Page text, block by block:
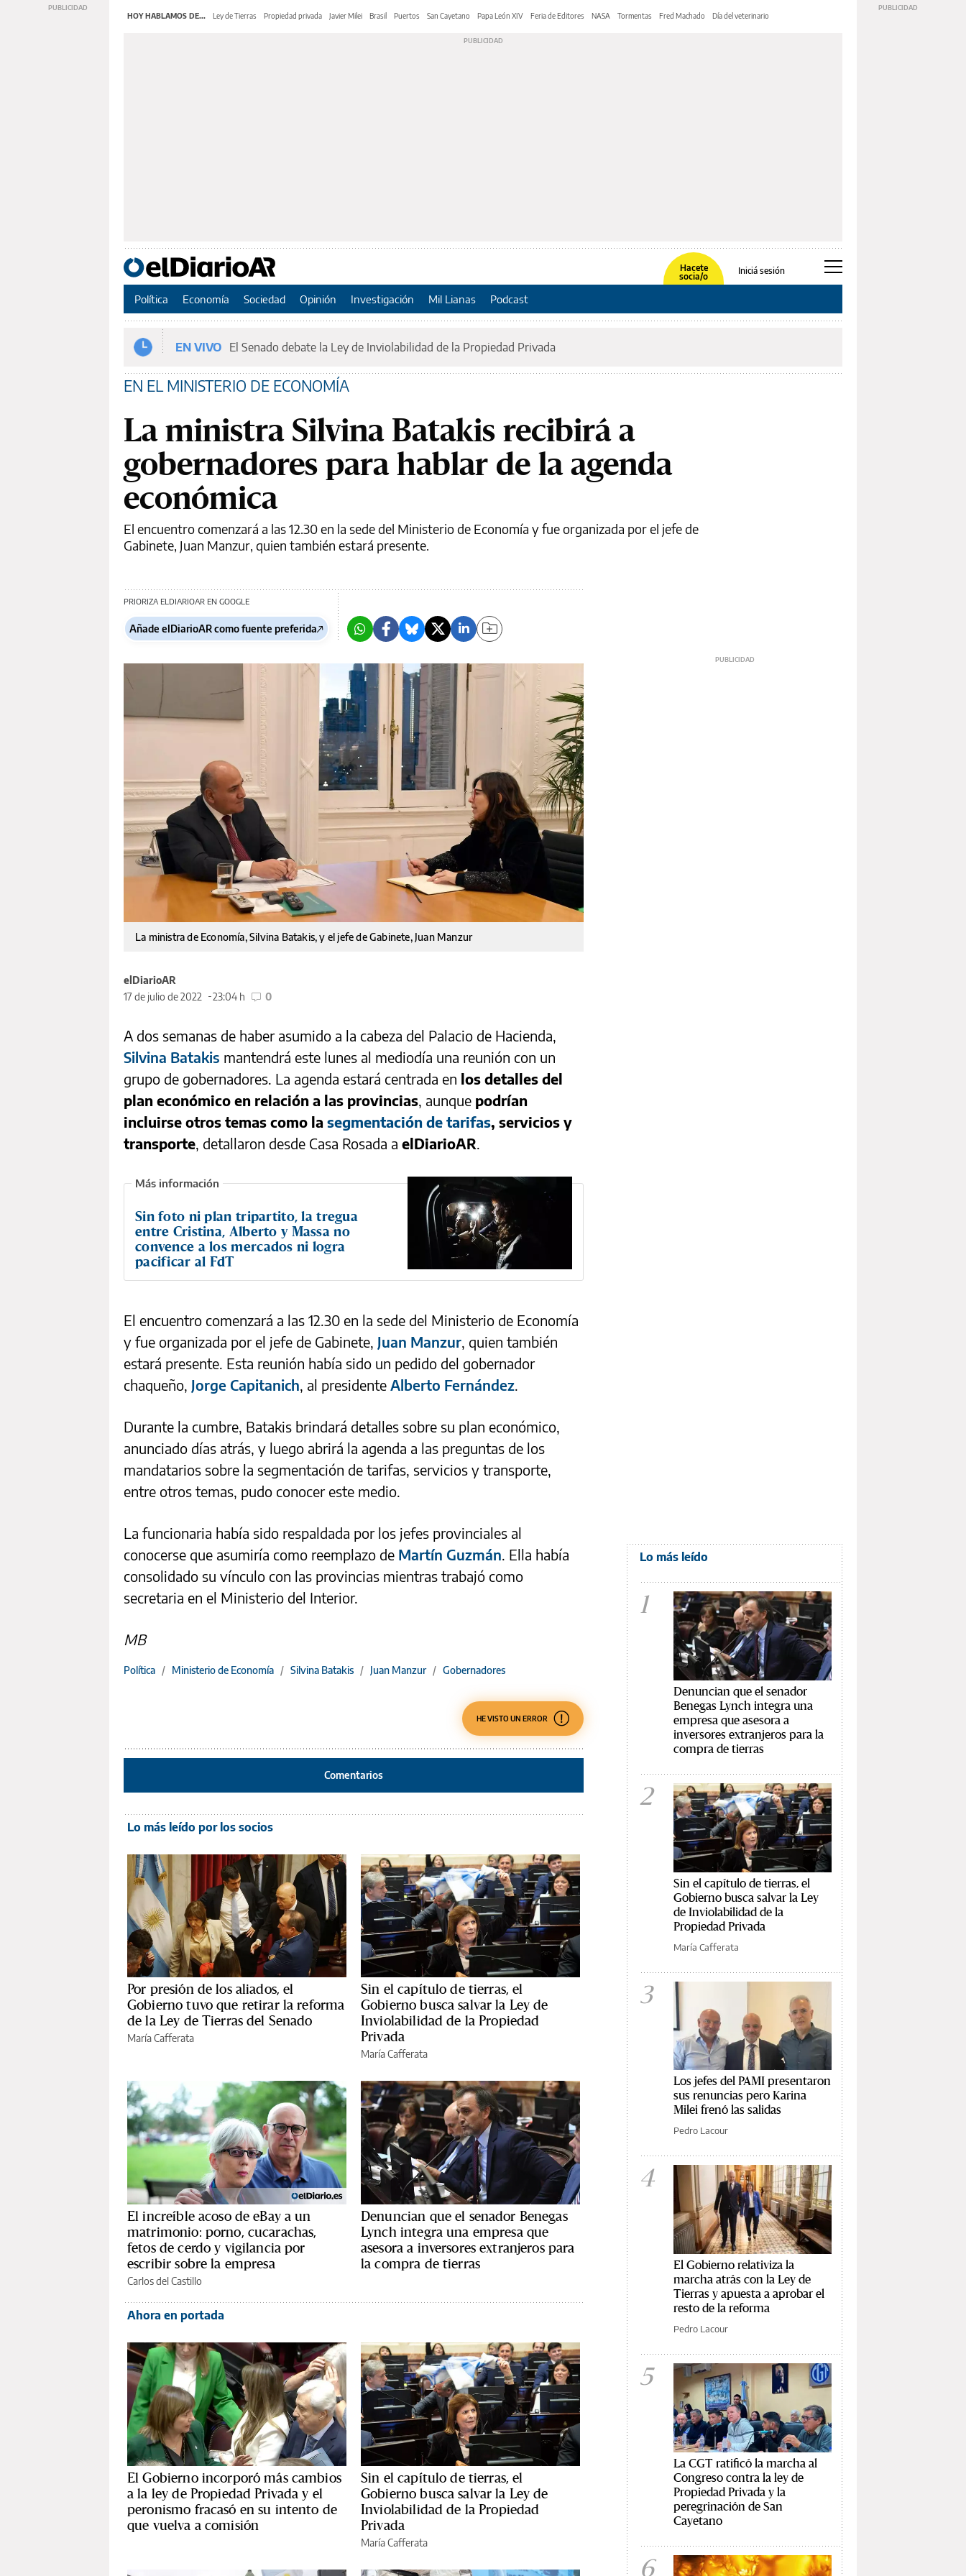
HOY HABLAMOS DE... Ley de Tierras Propiedad privada Javier Milei Brasil Puertos San Cayetano Papa León XIV Feria de Editores NASA Tormentas Fred Machado Día del veterinario
Hacete
socia/o
Iniciá sesión
Política Economía Sociedad Opinión Investigación Mil Lianas Podcast
EN VIVO El Senado debate la Ley de Inviolabilidad de la Propiedad Privada
EN EL MINISTERIO DE ECONOMÍA
La ministra Silvina Batakis recibirá a
gobernadores para hablar de la agenda
económica
El encuentro comenzará a las 12.30 en la sede del Ministerio de Economía y fue organizada por el jefe de
Gabinete, Juan Manzur, quien también estará presente.
PRIORIZA ELDIARIOAR EN GOOGLE
Añade elDiarioAR como fuente preferida
La ministra de Economía, Silvina Batakis, y el jefe de Gabinete, Juan Manzur
elDiarioAR
17 de julio de 2022
23:04 h 0
A dos semanas de haber asumido a la cabeza del Palacio de Hacienda,
Silvina Batakis mantendrá este lunes al mediodía una reunión con un
grupo de gobernadores. La agenda estará centrada en los detalles del
plan económico en relación a las provincias, aunque podrían
incluirse otros temas como la segmentación de tarifas, servicios y
transporte, detallaron desde Casa Rosada a elDiarioAR.
Sin foto ni plan tripartito, la tregua
entre Cristina, Alberto y Massa no
convence a los mercados ni logra
pacificar al FdT
El encuentro comenzará a las 12.30 en la sede del Ministerio de Economía
y fue organizada por el jefe de Gabinete, Juan Manzur, quien también
estará presente. Esta reunión había sido un pedido del gobernador
chaqueño, Jorge Capitanich, al presidente Alberto Fernández.
Durante la cumbre, Batakis brindará detalles sobre su plan económico,
anunciado días atrás, y luego abrirá la agenda a las preguntas de los
mandatarios sobre la segmentación de tarifas, servicios y transporte,
entre otros temas, pudo conocer este medio.
La funcionaria había sido respaldada por los jefes provinciales al
conocerse que asumiría como reemplazo de Martín Guzmán. Ella había
consolidado su vínculo con las provincias mientras trabajó como
secretaria en el Ministerio del Interior.
MB
Política / Ministerio de Economía / Silvina Batakis / Juan Manzur / Gobernadores
HE VISTO UN ERROR
Comentarios
Lo más leído por los socios
Por presión de los aliados, el
Gobierno tuvo que retirar la reforma
de la Ley de Tierras del Senado
María Cafferata
Sin el capítulo de tierras, el
Gobierno busca salvar la Ley de
Inviolabilidad de la Propiedad
Privada
María Cafferata
El increíble acoso de eBay a un
matrimonio: porno, cucarachas,
fetos de cerdo y vigilancia por
escribir sobre la empresa
Carlos del Castillo
Denuncian que el senador Benegas
Lynch integra una empresa que
asesora a inversores extranjeros para
la compra de tierras
Ahora en portada
El Gobierno incorporó más cambios
a la ley de Propiedad Privada y el
peronismo fracasó en su intento de
que vuelva a comisión
Sin el capítulo de tierras, el
Gobierno busca salvar la Ley de
Inviolabilidad de la Propiedad
Privada
María Cafferata
Lo más leído
1
Denuncian que el senador
Benegas Lynch integra una
empresa que asesora a
inversores extranjeros para la
compra de tierras
2
Sin el capítulo de tierras, el
Gobierno busca salvar la Ley
de Inviolabilidad de la
Propiedad Privada
María Cafferata
3
Los jefes del PAMI presentaron
sus renuncias pero Karina
Milei frenó las salidas
Pedro Lacour
4
El Gobierno relativiza la
marcha atrás con la Ley de
Tierras y apuesta a aprobar el
resto de la reforma
Pedro Lacour
5
La CGT ratificó la marcha al
Congreso contra la ley de
Propiedad Privada y la
peregrinación de San
Cayetano
6